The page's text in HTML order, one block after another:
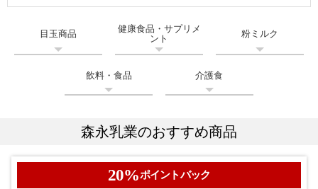
目玉商品
健康食品・サプリメ
ント
粉ミルク
飲料・食品 介護食
森永乳業のおすすめ商品
20%ポイントバック